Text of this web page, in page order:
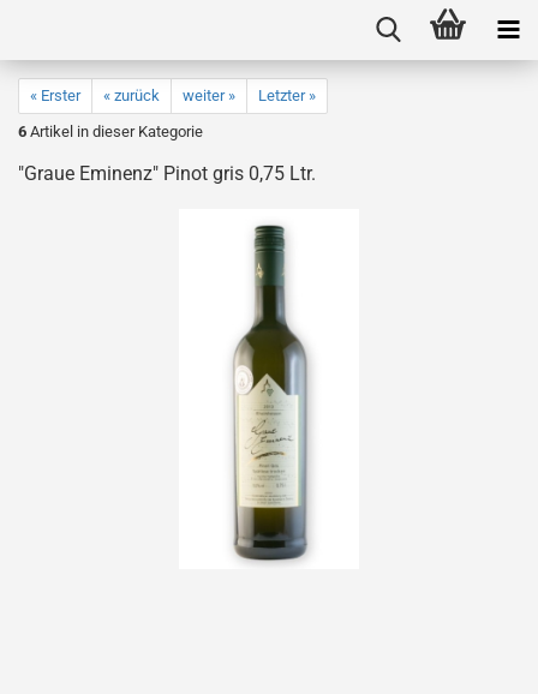
« Erster « zurück weiter »
Letzter »
6 Artikel in dieser Kategorie
"Graue Eminenz" Pinot gris 0,75 Ltr.